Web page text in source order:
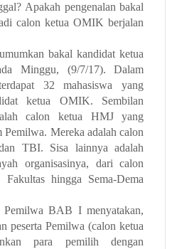
Apakah pengenalan bakal
calon ketua OMIK berjalan
bakal kandidat ketua
Minggu, (9/7/17). Dalam
32 mahasiswa yang
ketua OMIK. Sembilan
calon ketua HMJ yang
Mereka adalah calon
TBI. Sisa lainnya adalah
organisasinya, dari calon
hingga Sema-Dema
Pemilwa BAB I menyatakan,
peserta Pemilwa (calon ketua
para pemilih dengan